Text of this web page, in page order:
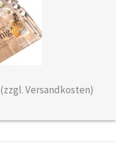
(zzgl. Versandkosten)